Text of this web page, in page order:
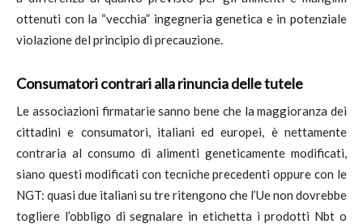
ottenuti con la “vecchia” ingegneria genetica e in potenziale
violazione del principio di precauzione.
Consumatori contrari alla rinuncia delle tutele
Le associazioni firmatarie sanno bene che la maggioranza dei
cittadini e consumatori, italiani ed europei, è nettamente
contraria al consumo di alimenti geneticamente modificati,
siano questi modificati con tecniche precedenti oppure con le
NGT: quasi due italiani su tre ritengono che l’Ue non dovrebbe
togliere l’obbligo di segnalare in etichetta i prodotti Nbt o